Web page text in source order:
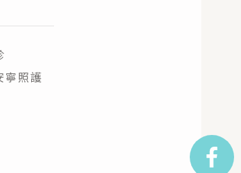
leokanshi@gmail.com
寧照護